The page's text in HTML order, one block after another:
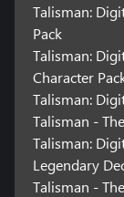
Talisman:
Pack
Talisman:
Character
Talisman:
Talisman -
Talisman:
Legendary
Talisman -